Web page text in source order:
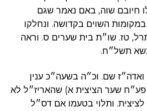
חיובם שוה, באם נאמר שגם
השוים בקדושה. ונחלקו
טז. שו״ת בית שערים ס. וראה
תשל״ח.
שם. וכ״ה בשעה״כ ענין
פע״ח שער הציצית א) שהאריז״ל לא
ותלוי בטעמו אם דס״ל